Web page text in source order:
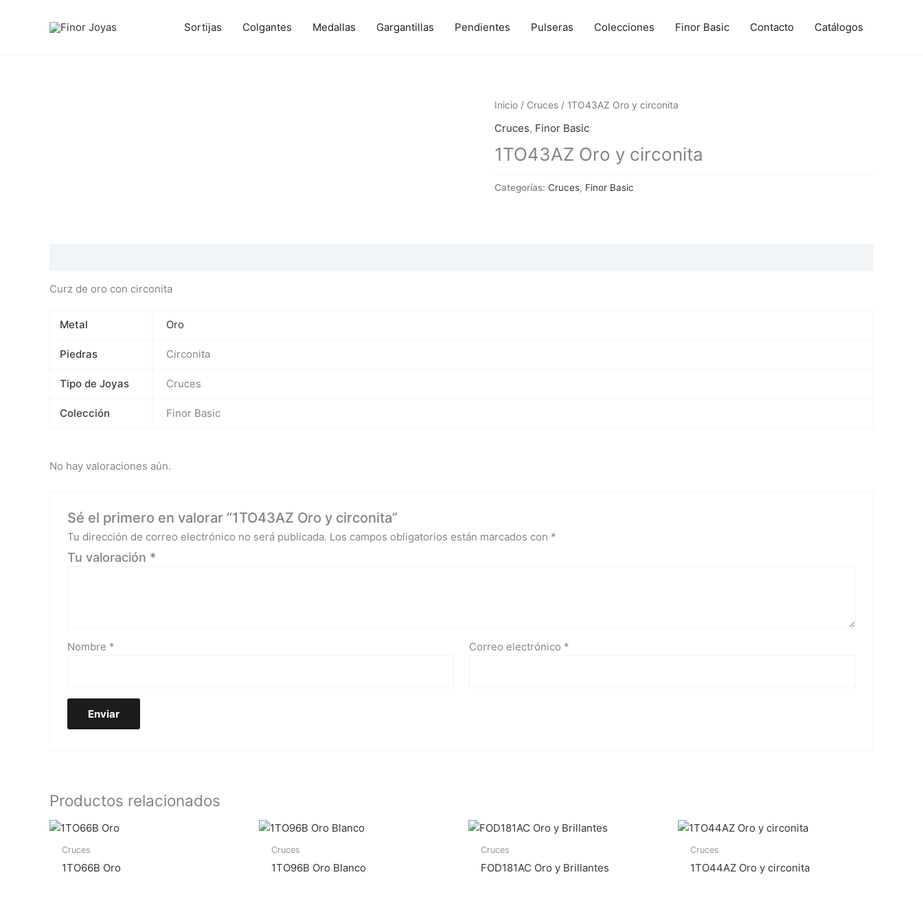
Sortijas Colgantes Medallas Gargantillas Pendientes Pulseras Colecciones Finor Basic Contacto Catálogos
Inicio / Cruces / 1TO43AZ Oro y circonita
Cruces, Finor Basic
1TO43AZ Oro y circonita
Categorías: Cruces, Finor Basic
Curz de oro con circonita
Metal Oro
Piedras Circonita
Tipo de Joyas Cruces
Colección Finor Basic
No hay valoraciones aún.
Sé el primero en valorar “1TO43AZ Oro y circonita”
Tu dirección de correo electrónico no será publicada. Los campos obligatorios están marcados con *
Tu valoración *
Nombre * Correo electrónico *
Productos relacionados
Cruces
1TO66B Oro
Cruces
1TO96B Oro Blanco
Cruces
FOD181AC Oro y Brillantes
Cruces
1TO44AZ Oro y circonita